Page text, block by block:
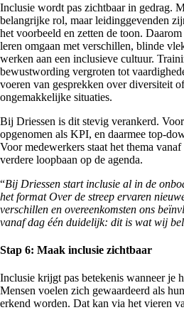
Inclusie wordt pas zichtbaar in gedrag.
belangrijke rol, maar leidinggevenden
het voorbeeld en zetten de toon.
leren omgaan met verschillen, blinde
werken aan een inclusieve cultuur.
bewustwording vergroten tot
voeren van gesprekken over diversiteit
ongemakkelijke situaties.
Bij Driessen is dit stevig verankerd.
opgenomen als KPI, en daarmee top-
Voor medewerkers staat het thema
verdere loopbaan op de agenda.
“Bij Driessen start inclusie al in de
het format Over de streep ervaren
verschillen en overeenkomsten ons
vanaf dag één duidelijk: dit is wat wij
Stap 6: Maak inclusie zichtbaar
Inclusie krijgt pas betekenis wanneer je
Mensen voelen zich gewaardeerd als
erkend worden. Dat kan via het vieren